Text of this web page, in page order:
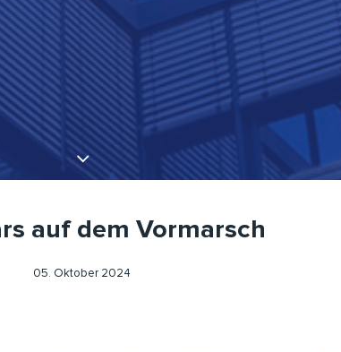
auf dem Vormarsch
05. Oktober 2024